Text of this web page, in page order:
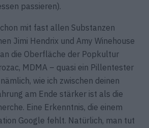
passieren).
mit fast allen Substanzen
Jimi Hendrix und Amy Winehouse
die Oberfläche der Popkultur
MDMA – quasi ein Pillentester
wie ich zwischen deinen
am Ende stärker ist als die
Eine Erkenntnis, die einem
Google fehlt. Natürlich, man tut